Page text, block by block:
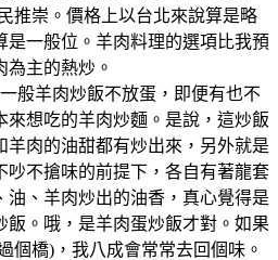
推崇。價格上以台北來說算是略
是一般位。羊肉料理的選項比我預
主的熱炒。
般羊肉炒飯不放蛋，即便有也不
來想吃的羊肉炒麵。是說，這炒飯
羊肉的油甜都有炒出來，另外就是
吵不搶味的前提下，各自有著龍套
油、羊肉炒出的油香，真心覺得是
飯。哦，是羊肉蛋炒飯才對。如果
個橋)，我八成會常常去回個味。